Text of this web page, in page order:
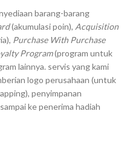
barang-barang
(akumulasi poin), Acquisition
Purchase With Purchase
Program(program untuk
lainnya. servis yang kami
logo perusahaan (untuk
penyimpanan
ke penerima hadiah